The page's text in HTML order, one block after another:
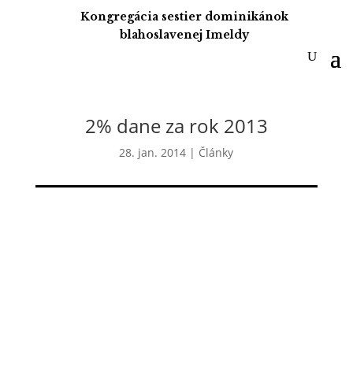
Kongregácia sestier dominikánok
blahoslavenej Imeldy
2% dane za rok 2013
28. jan. 2014 | Články